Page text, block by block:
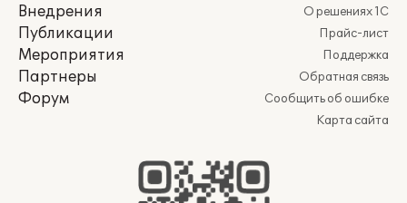
Внедрения
Публикации
Мероприятия
Партнеры
Форум
О решениях 1С
Прайс-лист
Поддержка
Обратная связь
Сообщить об ошибке
Карта сайта